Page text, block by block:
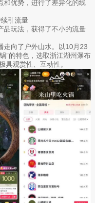
和优势，进行了差异化的线
引流量
品玩法，获得了不小的流量
走向了户外山水。以10月23
”的特色，选取浙江湖州瀑布
具观赏性、互动性。